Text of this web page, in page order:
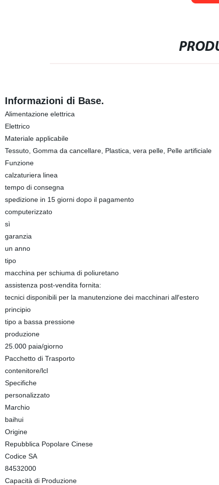
Informazioni di Base.
Alimentazione elettrica
Elettrico
Materiale applicabile
Tessuto, Gomma da cancellare, Plastica, vera pelle, Pelle artificiale
Funzione
calzaturiera linea
tempo di consegna
spedizione in 15 giorni dopo il pagamento
computerizzato
sì
garanzia
un anno
tipo
macchina per schiuma di poliuretano
assistenza post-vendita fornita:
tecnici disponibili per la manutenzione dei macchinari all′estero
principio
tipo a bassa pressione
produzione
25.000 paia/giorno
Pacchetto di Trasporto
contenitore/lcl
Specifiche
personalizzato
Marchio
baihui
Origine
Repubblica Popolare Cinese
Codice SA
84532000
Capacità di Produzione